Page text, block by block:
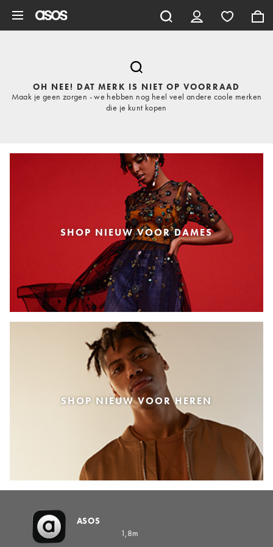
OH NEE! DAT MERK IS NIET OP VOORRAAD
Maak je geen zorgen - we hebben nog heel veel andere coole merken
die je kunt kopen
SHOP NIEUW VOOR DAMES
SHOP NIEUW VOOR HEREN
ASOS
1,8m